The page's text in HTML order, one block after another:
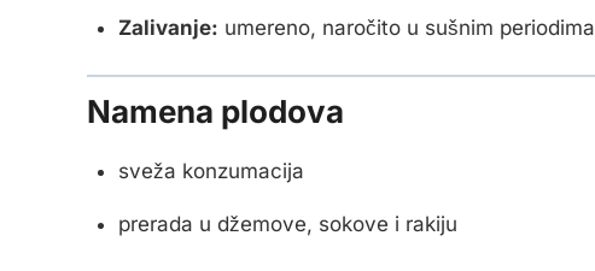
Zalivanje: umereno, naročito u sušnim periodima
Namena plodova
sveža konzumacija
prerada u džemove, sokove i rakiju